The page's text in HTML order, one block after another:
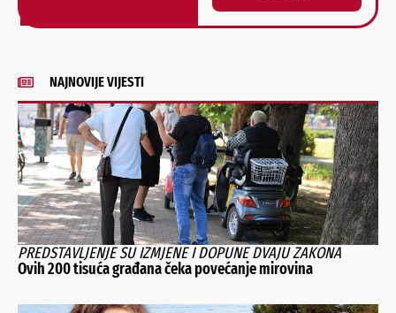
Alternative:
NAJNOVIJE VIJESTI
PREDSTAVLJENJE SU IZMJENE I DOPUNE DVAJU ZAKONA
Ovih 200 tisuća građana čeka povećanje mirovina